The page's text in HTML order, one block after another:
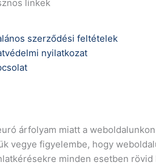
linkek
szerződési feltételek
nyilatkozat
árfolyam miatt a
vegye figyelembe, hogy
minden esetben